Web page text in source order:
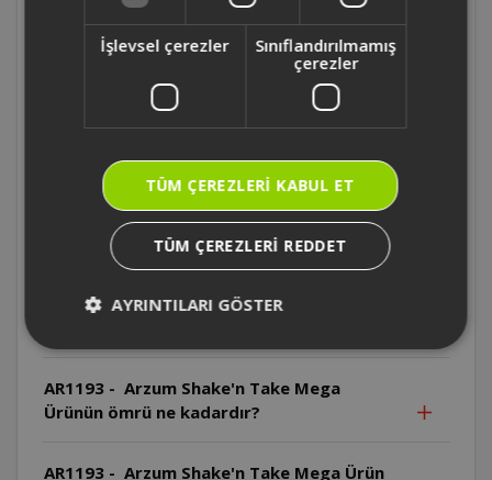
parçalar bulaşık makinesinde yıkanamaz?
AR1193 - Arzum Shake'n Take Mega Motor
gövdesi bulaşık makinesinde yıkanabilir
AR1193 - Arzum Shake'n Take Mega Motor
gövdesi suya daldırılabilir mi?
Bıçaklar neden özellikle dikkatli
AR1193 - Arzum Shake'n Take Mega
Ürünün ömrü ne kadardır?
AR1193 - Arzum Shake'n Take Mega Ürün
İşlevsel çerezler
Sınıflandırılmamış
çerezler
TÜM ÇEREZLERI KABUL ET
TÜM ÇEREZLERI REDDET
AYRINTILARI GÖSTER